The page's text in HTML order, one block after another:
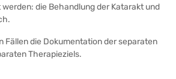
die Behandlung der Katarakt und
Fällen die Dokumentation der separaten
Therapieziels.